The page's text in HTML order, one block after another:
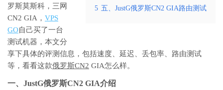
5 五、JustG俄罗斯CN2 GIA路由测试
罗斯莫斯科，三网
CN2 GIA， VPS
GO自己买了一台
测试机器，本文分
享下具体的评测信息，包括速度、延迟、丢包率、路由测试
等，看看这款俄罗斯CN2 GIA怎么样。
一、JustG俄罗斯CN2 GIA介绍